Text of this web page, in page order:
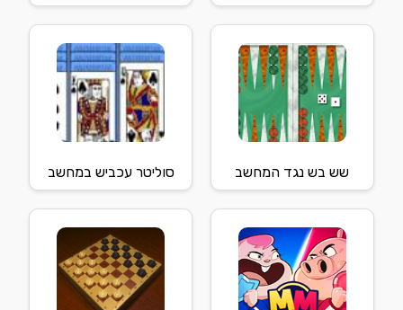
שש בש נגד המחשב סוליטר עכביש במחשב